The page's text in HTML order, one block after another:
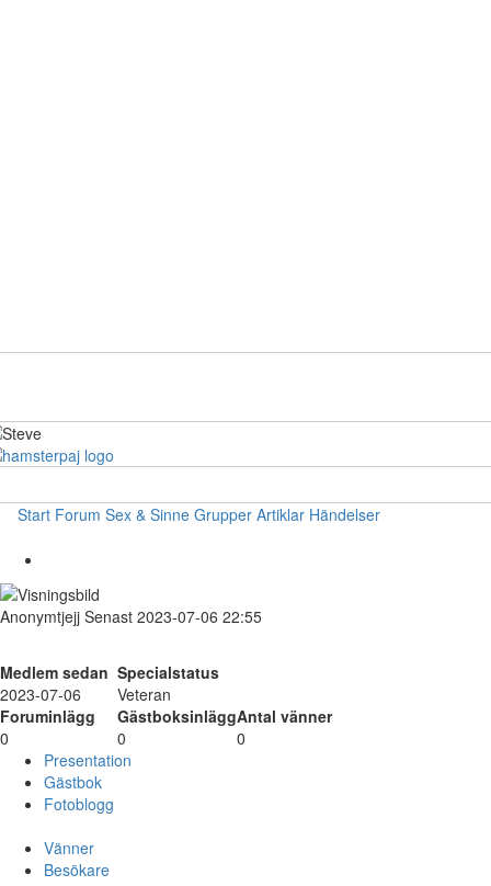
Start Forum Sex & Sinne Grupper Artiklar Händelser
Anonymtjejj Senast 2023-07-06 22:55
Medlem sedan Specialstatus
2023-07-06
Veteran
Foruminlägg
GästboksinläggAntal vänner
0
0
0
Presentation
Gästbok
Fotoblogg
Vänner
Besökare